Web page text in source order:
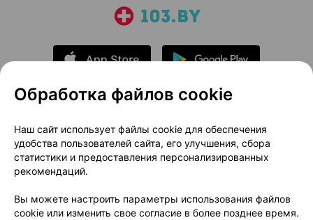
О проекте
Новости проекта
Размещение рекламы
Медицинский маркетинг
Публичный договор
Доставка
Способы оплаты
Вакансии
Партнеры
Обработка файлов cookie
Наш сайт использует файлы cookie для обеспечения
удобства пользователей сайта, его улучшения, сбора
статистики и предоставления персонализированных
рекомендаций.
Вы можете настроить параметры использования файлов
cookie или изменить свое согласие в более позднее время.